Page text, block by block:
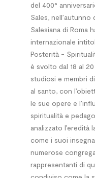
del 400°
Sales, nell’autunno
Salesiana di Roma
internazionale
Posterità -
è svolto dal 18 al
studiosi e membri
al santo, con
le sue opere e
spiritualità e
analizzato l’eredità
come i suoi
numerose
rappresentanti di